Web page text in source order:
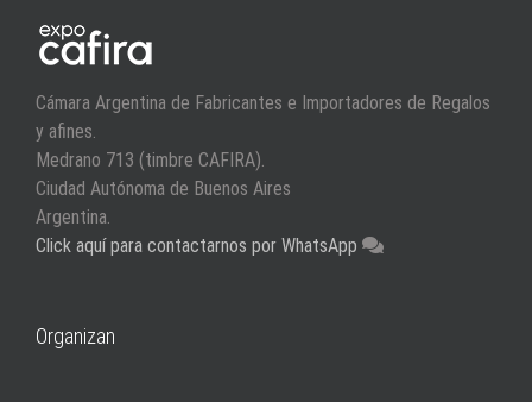
Cámara Argentina de Fabricantes e Importadores de Regalos
y afines.
Medrano 713 (timbre CAFIRA).
Ciudad Autónoma de Buenos Aires
Argentina.
Click aquí para contactarnos por WhatsApp
Organizan